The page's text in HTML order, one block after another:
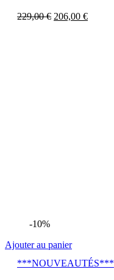
229,00€ 206,00 €
-10%
Ajouter au panier
***NOUVEAUTÉS***